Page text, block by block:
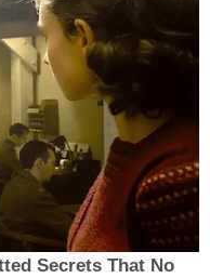
Secrets That No